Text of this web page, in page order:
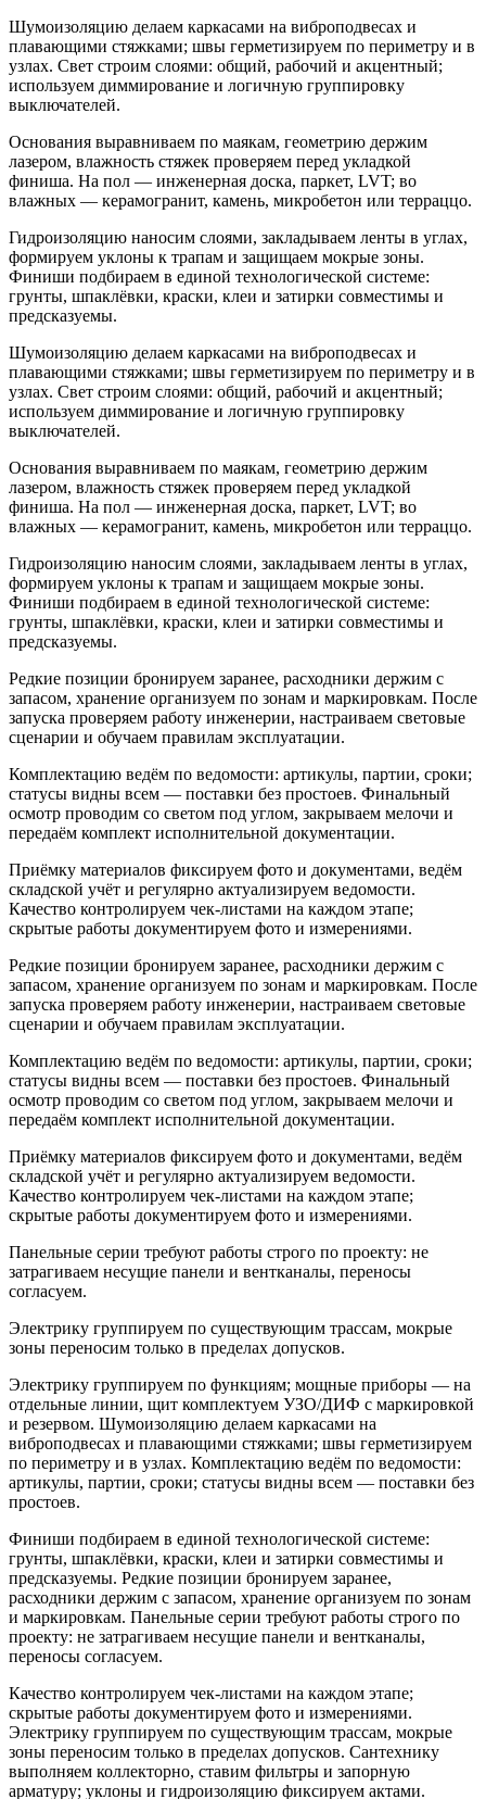
Шумоизоляцию делаем каркасами на виброподвесах и
плавающими стяжками; швы герметизируем по периметру и в
узлах. Свет строим слоями: общий, рабочий и акцентный;
используем диммирование и логичную группировку
выключателей.
Основания выравниваем по маякам, геометрию держим
лазером, влажность стяжек проверяем перед укладкой
финиша. На пол — инженерная доска, паркет, LVT; во
влажных — керамогранит, камень, микробетон или терраццо.
Гидроизоляцию наносим слоями, закладываем ленты в углах,
формируем уклоны к трапам и защищаем мокрые зоны.
Финиши подбираем в единой технологической системе:
грунты, шпаклёвки, краски, клеи и затирки совместимы и
предсказуемы.
Шумоизоляцию делаем каркасами на виброподвесах и
плавающими стяжками; швы герметизируем по периметру и в
узлах. Свет строим слоями: общий, рабочий и акцентный;
используем диммирование и логичную группировку
выключателей.
Основания выравниваем по маякам, геометрию держим
лазером, влажность стяжек проверяем перед укладкой
финиша. На пол — инженерная доска, паркет, LVT; во
влажных — керамогранит, камень, микробетон или терраццо.
Гидроизоляцию наносим слоями, закладываем ленты в углах,
формируем уклоны к трапам и защищаем мокрые зоны.
Финиши подбираем в единой технологической системе:
грунты, шпаклёвки, краски, клеи и затирки совместимы и
предсказуемы.
Редкие позиции бронируем заранее, расходники держим с
запасом, хранение организуем по зонам и маркировкам. После
запуска проверяем работу инженерии, настраиваем световые
сценарии и обучаем правилам эксплуатации.
Комплектацию ведём по ведомости: артикулы, партии, сроки;
статусы видны всем — поставки без простоев. Финальный
осмотр проводим со светом под углом, закрываем мелочи и
передаём комплект исполнительной документации.
Приёмку материалов фиксируем фото и документами, ведём
складской учёт и регулярно актуализируем ведомости.
Качество контролируем чек-листами на каждом этапе;
скрытые работы документируем фото и измерениями.
Редкие позиции бронируем заранее, расходники держим с
запасом, хранение организуем по зонам и маркировкам. После
запуска проверяем работу инженерии, настраиваем световые
сценарии и обучаем правилам эксплуатации.
Комплектацию ведём по ведомости: артикулы, партии, сроки;
статусы видны всем — поставки без простоев. Финальный
осмотр проводим со светом под углом, закрываем мелочи и
передаём комплект исполнительной документации.
Приёмку материалов фиксируем фото и документами, ведём
складской учёт и регулярно актуализируем ведомости.
Качество контролируем чек-листами на каждом этапе;
скрытые работы документируем фото и измерениями.
Панельные серии требуют работы строго по проекту: не
затрагиваем несущие панели и вентканалы, переносы
согласуем.
Электрику группируем по существующим трассам, мокрые
зоны переносим только в пределах допусков.
Электрику группируем по функциям; мощные приборы — на
отдельные линии, щит комплектуем УЗО/ДИФ с маркировкой
и резервом. Шумоизоляцию делаем каркасами на
виброподвесах и плавающими стяжками; швы герметизируем
по периметру и в узлах. Комплектацию ведём по ведомости:
артикулы, партии, сроки; статусы видны всем — поставки без
простоев.
Финиши подбираем в единой технологической системе:
грунты, шпаклёвки, краски, клеи и затирки совместимы и
предсказуемы. Редкие позиции бронируем заранее,
расходники держим с запасом, хранение организуем по зонам
и маркировкам. Панельные серии требуют работы строго по
проекту: не затрагиваем несущие панели и вентканалы,
переносы согласуем.
Качество контролируем чек-листами на каждом этапе;
скрытые работы документируем фото и измерениями.
Электрику группируем по существующим трассам, мокрые
зоны переносим только в пределах допусков. Сантехнику
выполняем коллекторно, ставим фильтры и запорную
арматуру; уклоны и гидроизоляцию фиксируем актами.